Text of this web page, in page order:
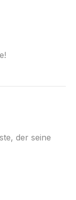
der seine